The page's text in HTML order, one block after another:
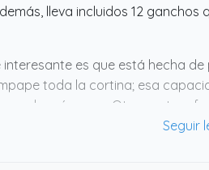
lleva incluidos 12
interesante es que está hecha
toda la cortina; esa
queda más seco. Otro punto a
pierda color, así que dura más y